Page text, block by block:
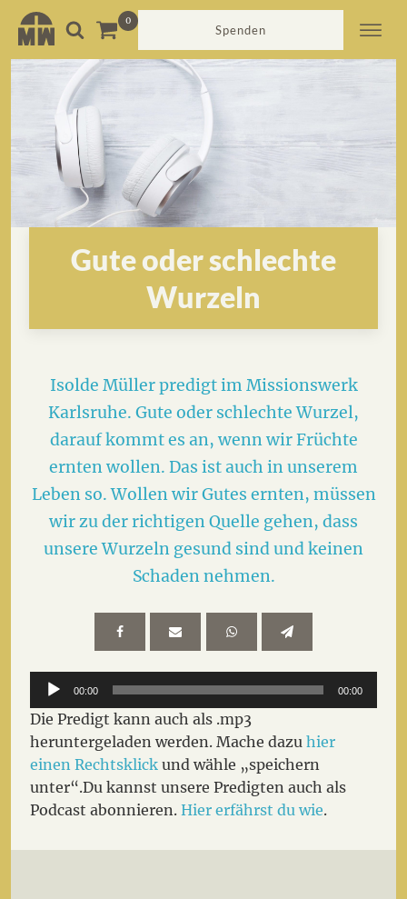
Spenden
Gute oder schlechte
Wurzeln
Isolde Müller predigt im Missionswerk
Karlsruhe. Gute oder schlechte Wurzel,
darauf kommt es an, wenn wir Früchte
ernten wollen. Das ist auch in unserem
Leben so. Wollen wir Gutes ernten, müssen
wir zu der richtigen Quelle gehen, dass
unsere Wurzeln gesund sind und keinen
Schaden nehmen.
Audio-
Player
00:00 00:00
Die Predigt kann auch als .mp3
heruntergeladen werden. Mache dazuhier
einenRechtsklick und wähle „speichern
unter“.Du kannst unsere Predigten auch als
Podcast abonnieren.Hier erfährst du wie.